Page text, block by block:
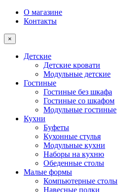
О магазине
Контакты
×
Детские
Детские кровати
Модульные детские
Гостиные
Гостиные без шкафа
Гостиные со шкафом
Модульные гостиные
Кухни
Буфеты
Кухонные стулья
Модульные кухни
Наборы на кухню
Обеденные столы
Малые формы
Компьютерные столы
Навесные полки